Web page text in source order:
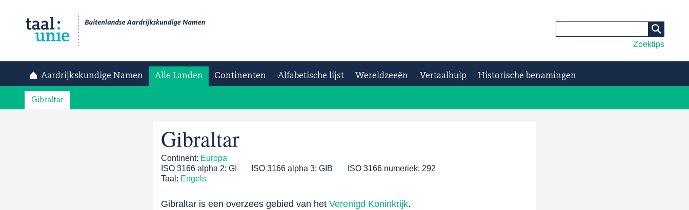
Zoektips
Aardrijkskundige Namen Alle Landen Continenten Alfabetische lijst Wereldzeeën Vertaalhulp Historische benamingen
Gibraltar
Gibraltar
Continent: Europa
ISO 3166 alpha 2: GI ISO 3166 alpha 3:GIB ISO 3166 numeriek:292
Taal: Engels
Gibraltar is een overzees gebied van het Verenigd Koninkrijk.